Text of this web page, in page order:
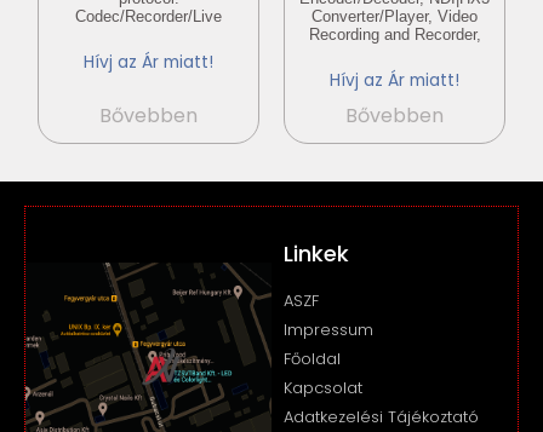
Codec/Recorder/Live
Hívj az Ár miatt!
Bővebben
Converter/Player, Video
Recording and Recorder,
Hívj az Ár miatt!
Bővebben
Linkek
ASZF
Impressum
Főoldal
Kapcsolat
Adatkezelési Tájékoztató